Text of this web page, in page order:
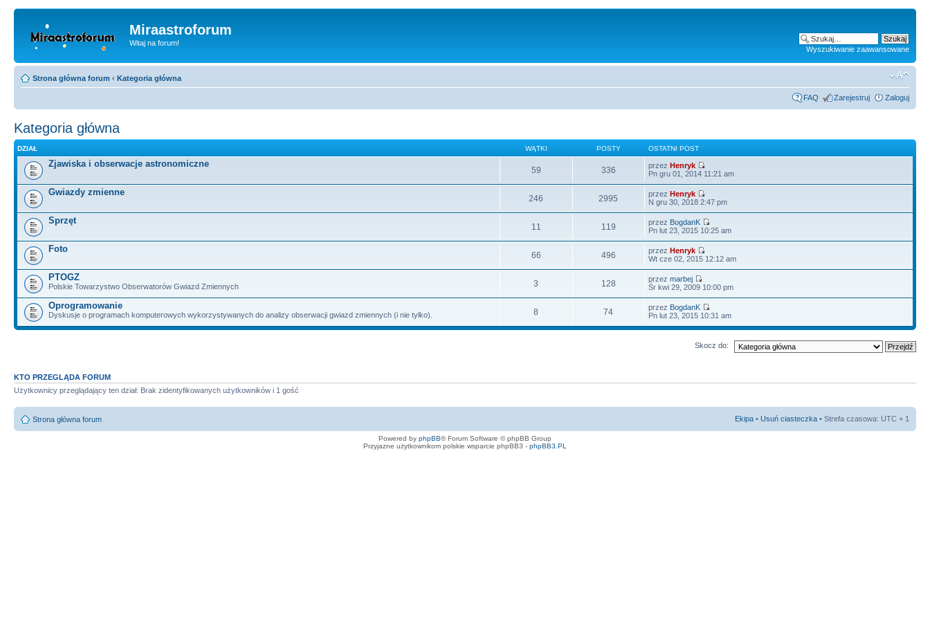
Miraastroforum
Witaj na forum!
Wyszukiwanie zaawansowane
Strona główna forum ‹ Kategoria główna
FAQ Zarejestruj Zaloguj
Kategoria główna
DZIAŁ WĄTKI POSTY OSTATNI POST
Zjawiska i obserwacje astronomiczne
59 336 przezHenryk
Pn gru 01, 2014 11:21 am
Gwiazdy zmienne
246 2995 przezHenryk
N gru 30, 2018 2:47 pm
Sprzęt
11 119 przez BogdanK
Pn lut 23, 2015 10:25 am
Foto
66 496 przezHenryk
Wt cze 02, 2015 12:12 am
PTOGZ
Polskie Towarzystwo Obserwatorów Gwiazd Zmiennych 3 128 przezmarbej
Śr kwi 29, 2009 10:00 pm
Oprogramowanie
Dyskusje o programach komputerowych wykorzystywanych do analizy obserwacji gwiazd zmiennych (i nie tylko). 8 74 przez BogdanK
Pn lut 23, 2015 10:31 am
Skocz do:
KTO PRZEGLĄDA FORUM
Użytkownicy przeglądający ten dział: Brak zidentyfikowanych użytkowników i 1 gość
Strona główna forum Ekipa • Usuń ciasteczka • Strefa czasowa: UTC + 1
Powered by phpBB® Forum Software © phpBB Group
Przyjazne użytkownikom polskie wsparcie phpBB3 - phpBB3.PL